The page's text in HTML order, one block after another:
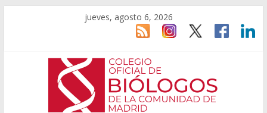
jueves, agosto 6, 2026